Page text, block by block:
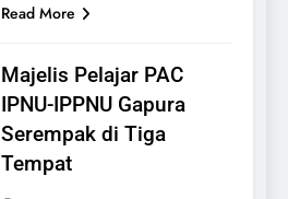
Read More
Majelis Pelajar PAC
IPNU-IPPNU Gapura
Serempak di Tiga
Tempat